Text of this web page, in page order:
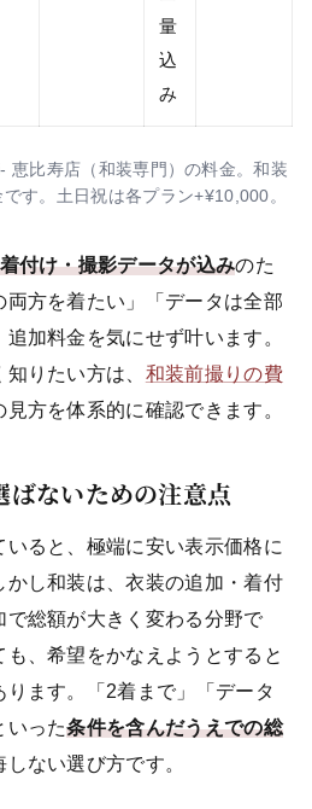
量
込
み
恵比寿店（和装専門）の料金。和装
す。土日祝は各プラン+¥10,000。
付け・撮影データが込みのた
方を着たい」「データは全部
加料金を気にせず叶います。
りたい方は、 和装前撮りの費
方を体系的に確認できます。
ばないための注意点
ると、極端に安い表示価格に
かし和装は、衣装の追加・着付
で総額が大きく変わる分野で
、希望をかなえようとすると
ます。「2着まで」「データ
いった条件を含んだうえでの総
ない選び方です。